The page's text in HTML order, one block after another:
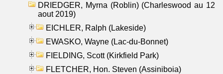
DRIEDGER, Myrna (Roblin) (Charleswood au 12
aout 2019)
EICHLER, Ralph (Lakeside)
EWASKO, Wayne (Lac-du-Bonnet)
FIELDING, Scott (Kirkfield Park)
FLETCHER, Hon. Steven (Assiniboia)